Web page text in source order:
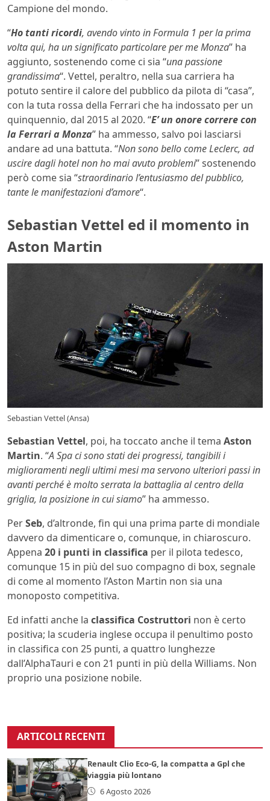
Campione del mondo.
“Ho tanti ricordi, avendo vinto in Formula 1 per la prima
volta qui, ha un significato particolare per me Monza” ha
aggiunto, sostenendo come ci sia “una passione
grandissima“. Vettel, peraltro, nella sua carriera ha
potuto sentire il calore del pubblico da pilota di “casa”,
con la tuta rossa della Ferrari che ha indossato per un
quinquennio, dal 2015 al 2020. “E’ un onore correre con
la Ferrari a Monza” ha ammesso, salvo poi lasciarsi
andare ad una battuta. “Non sono bello come Leclerc, ad
uscire dagli hotel non ho mai avuto problemi” sostenendo
però come sia “straordinario l’entusiasmo del pubblico,
tante le manifestazioni d’amore“.
Sebastian Vettel ed il momento in
Aston Martin
Sebastian Vettel (Ansa)
Sebastian Vettel, poi, ha toccato anche il tema Aston
Martin. “A Spa ci sono stati dei progressi, tangibili i
miglioramenti negli ultimi mesi ma servono ulteriori passi in
avanti perché è molto serrata la battaglia al centro della
griglia, la posizione in cui siamo” ha ammesso.
PerSeb, d’altronde, fin qui una prima parte di mondiale
davvero da dimenticare o, comunque, in chiaroscuro.
Appena 20 i punti in classifica per il pilota tedesco,
comunque 15 in più del suo compagno di box, segnale
di come al momento l’Aston Martin non sia una
monoposto competitiva.
Ed infatti anche la classifica Costruttori non è certo
positiva; la scuderia inglese occupa il penultimo posto
in classifica con 25 punti, a quattro lunghezze
dall’AlphaTauri e con 21 punti in più della Williams. Non
proprio una posizione nobile.
ARTICOLI RECENTI
Renault Clio Eco-G, la compatta a Gpl che
viaggia più lontano
6 Agosto 2026